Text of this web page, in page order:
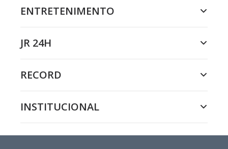
ENTRETENIMENTO
JR 24H
RECORD
INSTITUCIONAL